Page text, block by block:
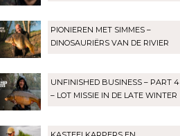
PIONIEREN MET SIMMES –
DINOSAURIËRS VAN DE RIVIER
UNFINISHED BUSINESS – PART 4
– LOT MISSIE IN DE LATE WINTER